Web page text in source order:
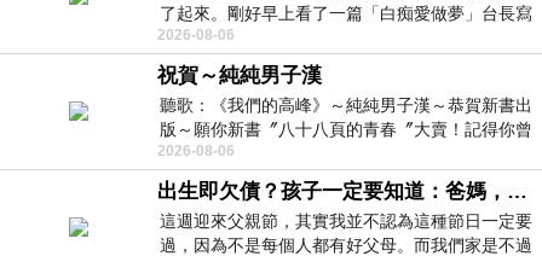
了起來。剛好早上看了一篇「白痴愛做夢」台長寫
的貼文，在回顧年輕時瘋狂愛上
2026-08-06
祝賀～純純男子漢
聽歌：《我們的高峰》～純純男子漢～恭賀新書出
版～願你新書〞八十八頁的青春〞大賣！記得你曾
經在我的版留言…「好讚的圖^^感覺大家
2026-08-06
出生即欠債？孩子一定要知道：爸媽，其實我不欠你們
這週迎來父親節，其實我並不認為這種節日一定要
過，因為不是每個人都有好父母。而我們家是不過